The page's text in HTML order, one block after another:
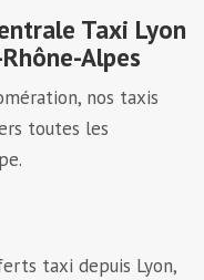
Taxi Lyon
Alpes
nos taxis
toutes les
taxi depuis Lyon,